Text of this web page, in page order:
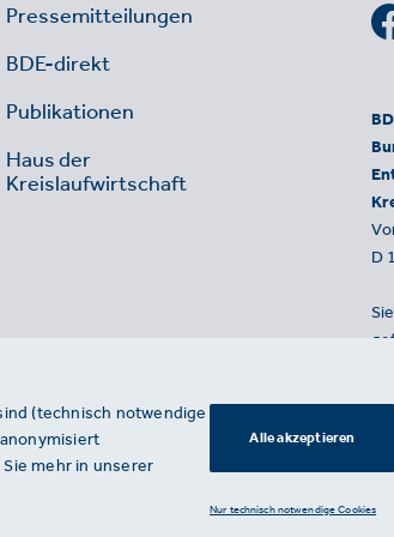
Pressemitteilungen
BDE-direkt
Publikationen
Haus der
Kreislaufwirtschaft
D
(technisch notwendige
mehr in unserer
Alle akzeptieren
Nur technisch notwendige Cookies